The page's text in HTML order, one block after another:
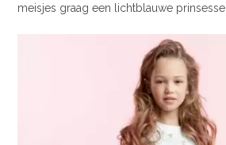
meisjes graag een lichtblauwe